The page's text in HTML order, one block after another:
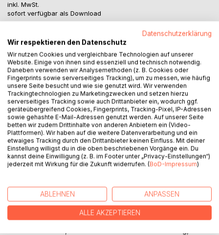
inkl. MwSt.
sofort verfügbar als Download
IN DEN WARENKORB
Auf die Merkliste
Titel bewerten
BESCHREIBUNG
Nach einem aggressiven Übergriff ihres Ehemannes, nutzt
die Musiktherapeutin Anna Hartung dessen
Auslandsaufenthalt, um sich endgültig von ihm zu trennen.
Noch bevor sie das Familienleben mit ihrem kleinen Sohn
Datenschutzerklärung
Wir respektieren den Datenschutz
Wir nutzen Cookies und vergleichbare Technologien auf unserer
Website. Einige von ihnen sind essenziell und technisch notwendig.
Daneben verwenden wir Analysemethoden (z. B. Cookies oder
Fingerprints sowie serverseitiges Tracking), um zu messen, wie häufig
unsere Seite besucht und wie sie genutzt wird. Wir verwenden
Trackingtechnologien zu Marketingzwecken und setzen hierzu
serverseitiges Tracking sowie auch Drittanbieter ein, wodurch ggf.
geräteübergreifend Cookies, Fingerprints, Tracking-Pixel, IP-Adressen
sowie gehashte E-Mail-Adressen genutzt werden. Auf unserer Seite
betten wir zudem Drittinhalte von anderen Anbietern ein (Video-
Plattformen). Wir haben auf die weitere Datenverarbeitung und ein
etwaiges Tracking durch den Drittanbieter keinen Einfluss. Mit deiner
Einstellung willigst du in die oben beschriebenen Vorgänge ein. Du
kannst deine Einwilligung (z. B. im Footer unter „Privacy-Einstellungen“)
jederzeit mit Wirkung für die Zukunft widerrufen. (BoD-Impressum)
ABLEHNEN ANPASSEN
ALLE AKZEPTIEREN